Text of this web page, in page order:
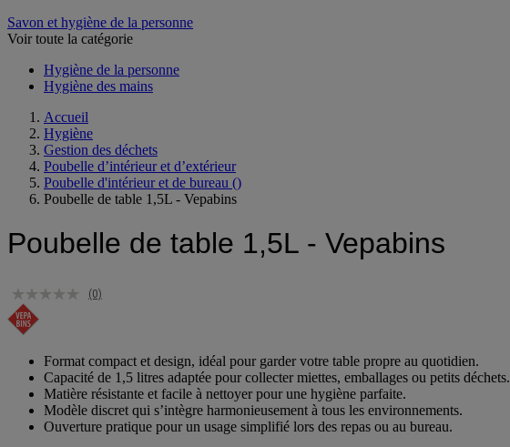
Savon et hygiène de la personne
Voir toute la catégorie
Hygiène de la personne
Hygiène des mains
Accueil
Hygiène
Gestion des déchets
Poubelle d’intérieur et d’extérieur
Poubelle d'intérieur et de bureau ()
Poubelle de table 1,5L - Vepabins
Poubelle de table 1,5L - Vepabins
(0)
Format compact et design, idéal pour garder votre table propre au quotidien.
Capacité de 1,5 litres adaptée pour collecter miettes, emballages ou petits déchets.
Matière résistante et facile à nettoyer pour une hygiène parfaite.
Modèle discret qui s’intègre harmonieusement à tous les environnements.
Ouverture pratique pour un usage simplifié lors des repas ou au bureau.